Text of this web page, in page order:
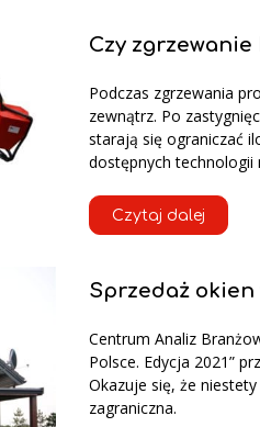
Czy
Podczas zgrzewania
zewnątrz. Po
starają się ograniczać
dostępnych technologii
Czytaj dalej
Sprzedaż okien
Centrum Analiz
Polsce. Edycja 2021”
Okazuje się, że
zagraniczna.